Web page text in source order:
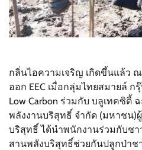
กลิ่นไอความเจริญ เกิดขึ้นแล้ว
ออก EEC เมื่อกลุ่มไทยสมายล์
Low Carbon ร่วมกับ บลูเทคซิตี้
พลังงานบริสุทธิ์ จำกัด (มหาชน)
บริสุทธิ์ ได้นำพนักงานร่วมกับชา
สานพลังบริสุทธิ์ช่วยกันปลูกป่าช